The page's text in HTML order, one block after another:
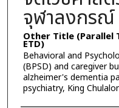
จุฬาลงกรณ์
Other Title (Parallel
ETD)
Behavioral and
(BPSD) and caregiver
alzheimer's dementia
psychiatry, King